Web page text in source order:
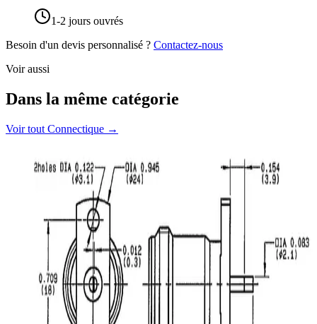
1-2 jours ouvrés
Besoin d'un devis personnalisé ? Contactez-nous
Voir aussi
Dans la même catégorie
Voir tout Connectique →